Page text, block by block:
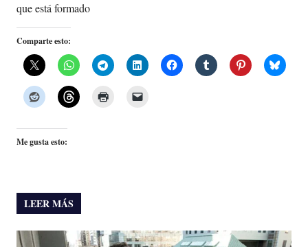
que está formado
Comparte esto:
Me gusta esto:
LEER MÁS